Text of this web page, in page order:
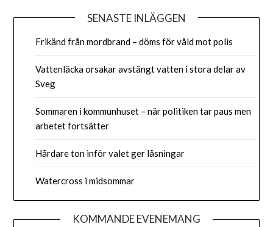
SENASTE INLÄGGEN
Frikänd från mordbrand – döms för våld mot polis
Vattenläcka orsakar avstängt vatten i stora delar av
Sveg
Sommaren i kommunhuset – när politiken tar paus men
arbetet fortsätter
Hårdare ton inför valet ger låsningar
Watercross i midsommar
KOMMANDE EVENEMANG